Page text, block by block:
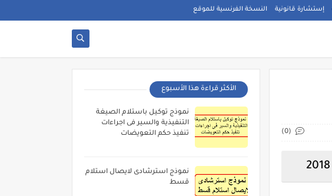
إستشارة قانونية النسخة الفرنسية للموقع
(0)
الأكثر قراءة هذا الأسبوع
نموذج توكيل باستلام الصيغة
التنفيذية والسير فى اجراءات
تنفيذ حكم التعويضات
نموذج استرشادى لايصال استلام
قسط